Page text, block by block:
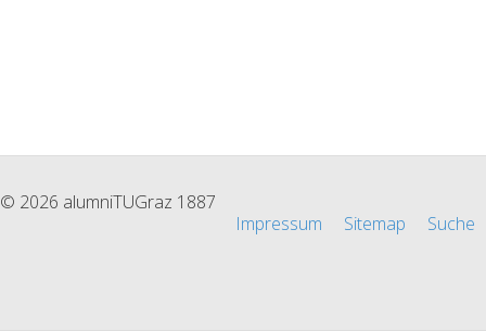
© 2026 alumniTUGraz 1887
Impressum
Sitemap Suche